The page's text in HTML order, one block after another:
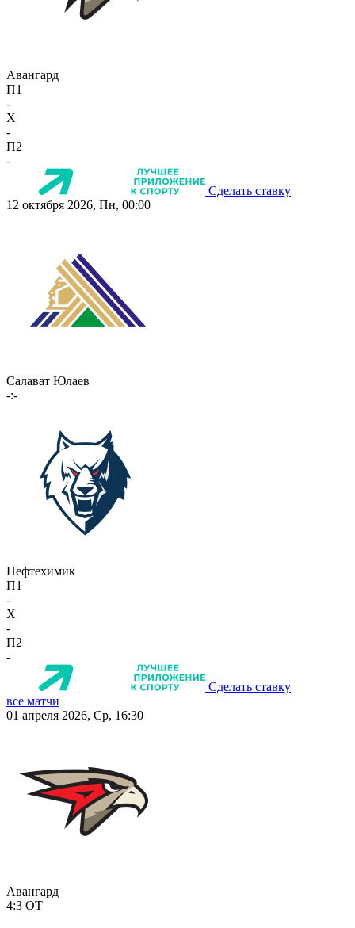
Авангард
П1
-
X
-
П2
-
Сделать ставку
12 октября 2026, Пн, 00:00
Салават Юлаев
-:-
Нефтехимик
П1
-
X
-
П2
-
Сделать ставку
все матчи
01 апреля 2026, Ср, 16:30
Авангард
4:3 ОТ